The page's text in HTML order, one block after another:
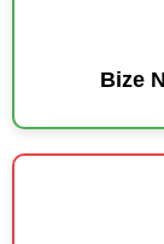
Bize